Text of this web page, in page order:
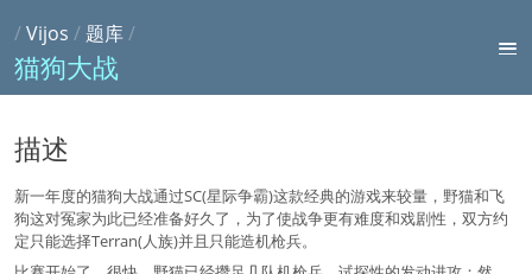
/Vijos / 题库/
猫狗大战
描述
新一年度的猫狗大战通过SC(星际争霸)这款经典的游戏来较量，野猫和飞
狗这对冤家为此已经准备好久了，为了使战争更有难度和戏剧性，双方约
定只能选择Terran(人族)并且只能造机枪兵。